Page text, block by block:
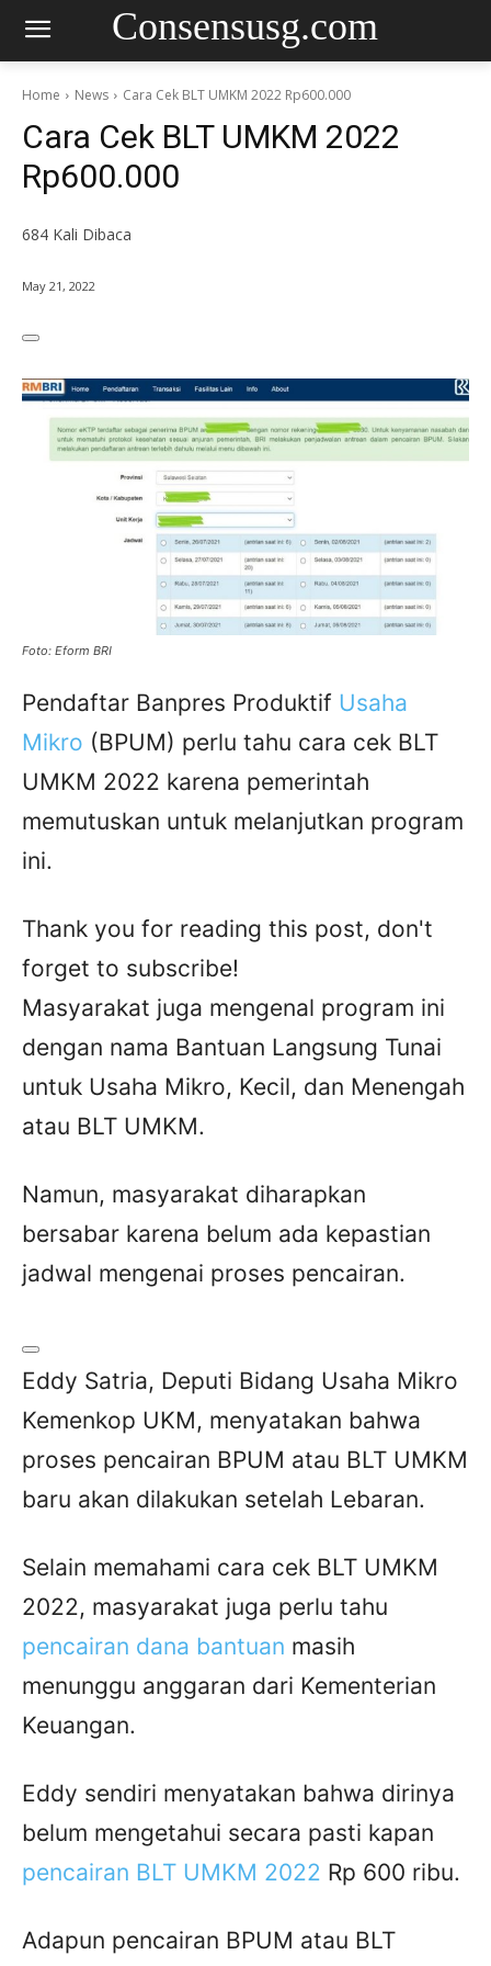
Consensusg.com
Home News Cara Cek BLT UMKM 2022 Rp600.000
Cara Cek BLT UMKM 2022
Rp600.000
684 Kali Dibaca
May 21, 2022
Foto: Eform BRI
Pendaftar Banpres Produktif Usaha
Mikro (BPUM) perlu tahu cara cek BLT
UMKM 2022 karena pemerintah
memutuskan untuk melanjutkan program
ini.
Thank you for reading this post, don't
forget to subscribe!
Masyarakat juga mengenal program ini
dengan nama Bantuan Langsung Tunai
untuk Usaha Mikro, Kecil, dan Menengah
atau BLT UMKM.
Namun, masyarakat diharapkan
bersabar karena belum ada kepastian
jadwal mengenai proses pencairan.
Eddy Satria, Deputi Bidang Usaha Mikro
Kemenkop UKM, menyatakan bahwa
proses pencairan BPUM atau BLT UMKM
baru akan dilakukan setelah Lebaran.
Selain memahami cara cek BLT UMKM
2022, masyarakat juga perlu tahu
pencairan dana bantuan masih
menunggu anggaran dari Kementerian
Keuangan.
Eddy sendiri menyatakan bahwa dirinya
belum mengetahui secara pasti kapan
pencairan BLT UMKM 2022 Rp 600 ribu.
Adapun pencairan BPUM atau BLT